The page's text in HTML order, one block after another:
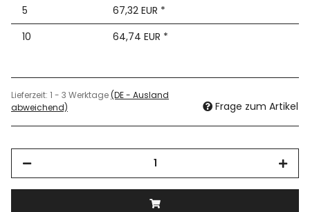
5
67,32 EUR *
10
64,74 EUR *
Lieferzeit: 1 - 3 Werktage(DE - Ausland
abweichend)
Frage zum Artikel